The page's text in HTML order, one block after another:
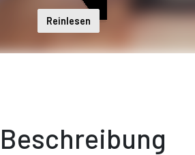
Reinlesen
Beschreibung